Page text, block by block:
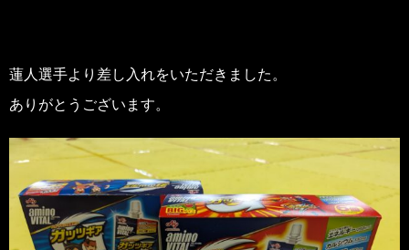
蓮人選手より差し入れをいただきました。
ありがとうございます。